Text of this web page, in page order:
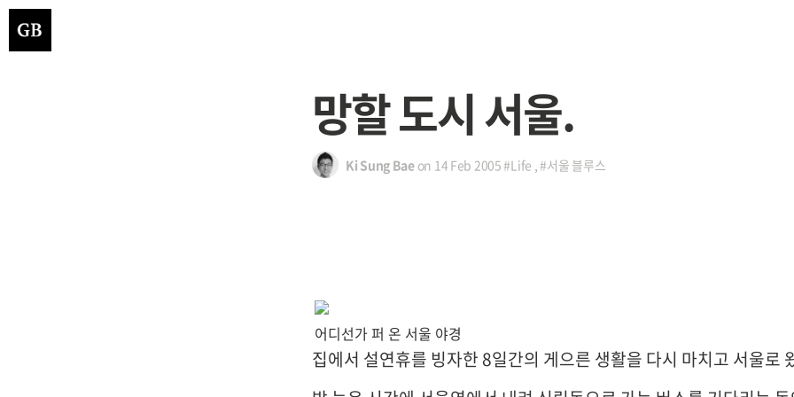
망할 도시 서울.
Ki Sung Baeon 14 Feb 2005#Life ,#서울 블루스
어디선가 퍼 온 서울 야경
집에서 설연휴를 빙자한 8일간의 게으른 생활을 다시 마치고 서울로